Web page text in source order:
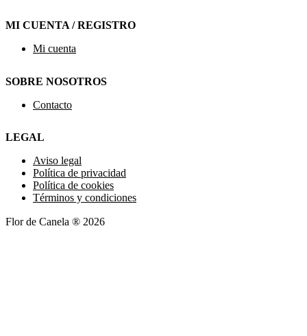
MI CUENTA / REGISTRO
Mi cuenta
SOBRE NOSOTROS
Contacto
LEGAL
Aviso legal
Política de privacidad
Política de cookies
Términos y condiciones
Flor de Canela ® 2026